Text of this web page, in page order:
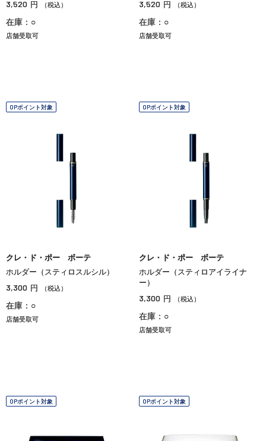
3,520 円 （税込）
在庫：○
店舗受取可
3,520 円 （税込）
在庫：○
店舗受取可
OPポイント対象
クレ・ド・ポー ボーテ
ホルダー（スティロスルシル）
3,300 円 （税込）
在庫：○
店舗受取可
OPポイント対象
クレ・ド・ポー ボーテ
ホルダー（スティロアイライナ
ー）
3,300 円 （税込）
在庫：○
店舗受取可
OPポイント対象 OPポイント対象